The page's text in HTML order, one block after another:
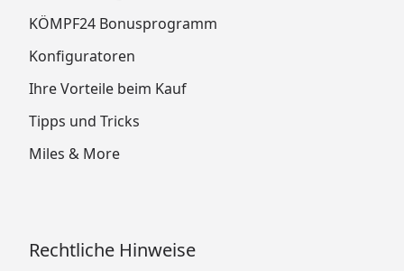
KÖMPF24 Bonusprogramm
Konfiguratoren
Ihre Vorteile beim Kauf
Tipps und Tricks
Miles & More
Rechtliche Hinweise